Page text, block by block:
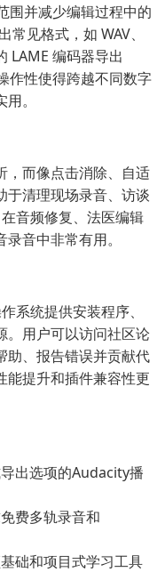
围并减少编辑过程中的
见格式，如 WAV、
LAME 编码器导出
作性使得跨越不同数字
。
，而像点击消除、自适
于清理现场录音、访谈
音频修复、法医编辑
音中非常有用。
系统提供安装程序、
。用户可以访问社区论
助、报告错误并贡献代
能提升和插件兼容性更
出选项的Audacity播
费多轨录音和
础和项目式学习工具